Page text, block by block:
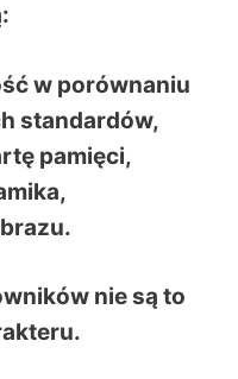
w porównaniu
standardów,
pamięci,
nie są to